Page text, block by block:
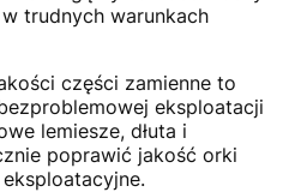
trudnych warunkach
części zamienne to
eksploatacji
lemiesze, dłuta i
poprawić jakość orki